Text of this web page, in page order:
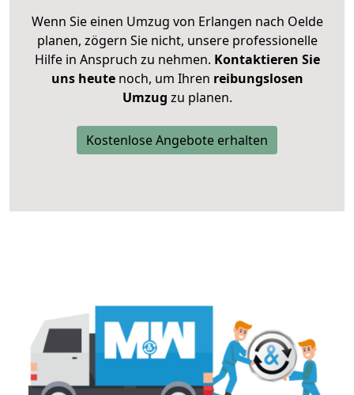
Wenn Sie einen Umzug von Erlangen nach Oelde
planen, zögern Sie nicht, unsere professionelle
Hilfe in Anspruch zu nehmen. Kontaktieren Sie
uns heutenoch, um Ihren reibungslosen
Umzug zu planen.
Kostenlose Angebote erhalten